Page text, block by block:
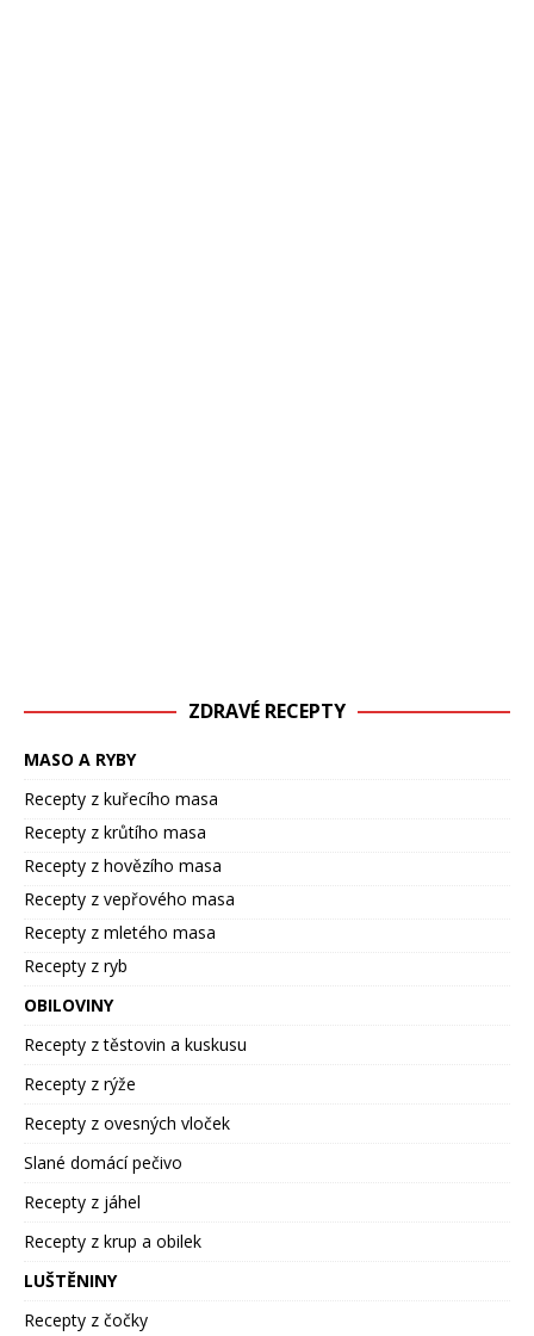
ZDRAVÉ RECEPTY
MASO A RYBY
Recepty z kuřecího masa
Recepty z krůtího masa
Recepty z hovězího masa
Recepty z vepřového masa
Recepty z mletého masa
Recepty z ryb
OBILOVINY
Recepty z těstovin a kuskusu
Recepty z rýže
Recepty z ovesných vloček
Slané domácí pečivo
Recepty z jáhel
Recepty z krup a obilek
LUŠTĚNINY
Recepty z čočky